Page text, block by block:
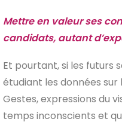
Mettre en valeur ses
candidats, autant
Et pourtant, si les futurs
étudiant les données
Gestes, expressions du
temps inconscients et